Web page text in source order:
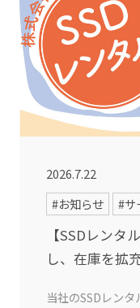
2026.7.22
#お知らせ
#サ
【SSDレンタ
し、在庫を拡
当社のSSDレン